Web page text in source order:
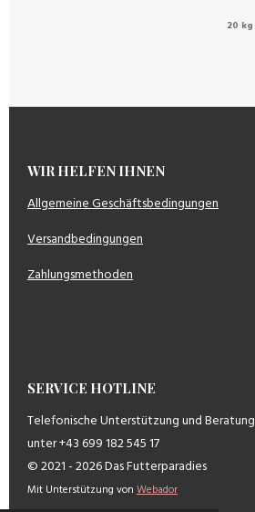
20 kg
WIR HELFEN IHNEN
Allgemeine Geschäftsbedingungen
Versandbedingungen
Zahlungsmethoden
SERVICE HOTLINE
Telefonische Unterstützung und Beratung
unter +43 699 182 545 17
© 2021 - 2026 Das Futterparadies
Mit Unterstützung von Webador